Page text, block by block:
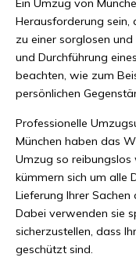
Ein Umzug von
Herausforderung
zu einer sorglosen
und Durchführung
beachten, wie zum
persönlichen
Professionelle
München haben das
Umzug so reibungslos
kümmern sich um alle
Lieferung Ihrer
Dabei verwenden sie
sicherzustellen, dass
geschützt sind.